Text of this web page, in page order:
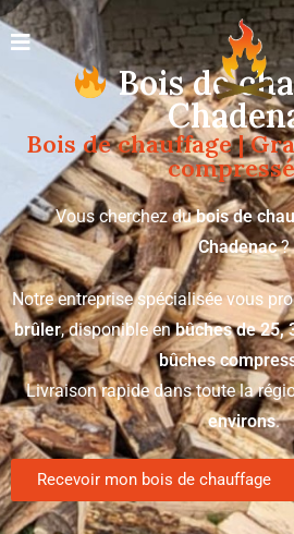
Bois de
Bois de chauffage |
Vous cherchez dubois de
Chadenac?
Notre entreprise spécialisée vous
brûler, disponible enbûches de 25,
bûches
Livraison rapide dans toute la
environs.
Recevoir mon bois de chauffage